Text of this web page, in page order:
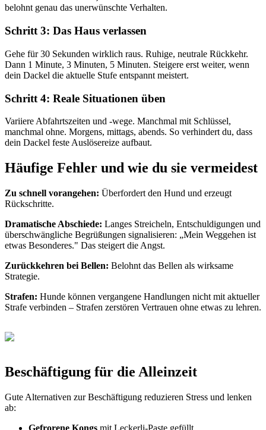
belohnt genau das unerwünschte Verhalten.
Schritt 3: Das Haus verlassen
Gehe für 30 Sekunden wirklich raus. Ruhige, neutrale Rückkehr.
Dann 1 Minute, 3 Minuten, 5 Minuten. Steigere erst weiter, wenn
dein Dackel die aktuelle Stufe entspannt meistert.
Schritt 4: Reale Situationen üben
Variiere Abfahrtszeiten und -wege. Manchmal mit Schlüssel,
manchmal ohne. Morgens, mittags, abends. So verhindert du, dass
dein Dackel feste Auslösereize aufbaut.
Häufige Fehler und wie du sie vermeidest
Zu schnell vorangehen: Überfordert den Hund und erzeugt
Rückschritte.
Dramatische Abschiede: Langes Streicheln, Entschuldigungen und
überschwängliche Begrüßungen signalisieren: „Mein Weggehen ist
etwas Besonderes." Das steigert die Angst.
Zurückkehren bei Bellen: Belohnt das Bellen als wirksame
Strategie.
Strafen: Hunde können vergangene Handlungen nicht mit aktueller
Strafe verbinden – Strafen zerstören Vertrauen ohne etwas zu lehren.
Beschäftigung für die Alleinzeit
Gute Alternativen zur Beschäftigung reduzieren Stress und lenken
ab:
Gefrorene Kongs mit Leckerli-Paste gefüllt